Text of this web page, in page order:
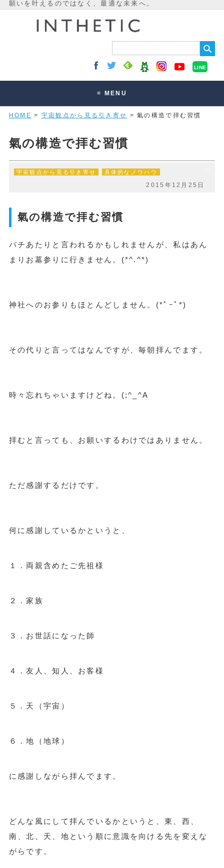
LINE
≡ MENU
未来最適化とは
講座・セッション
読みもの
HOME > 宇宙観点から見る引き寄せ > 氣の構造で拝む習慣
氣の構造で拝む習慣
宇宙観点から見る引き寄せ 具体的なノウハウ
2015年12月25日
氣の構造で拝む習慣
バチあたりと言われるかもしれませんが、私はあん
まりお墓参りに行きません。(*^.^*)
神社へのお参りもほとんどしません。(*ﾟｰﾟ*)
その代りと言ってはなんですが、毎朝拝んでます。
時々忘れちゃいますけどね。(;^_^A
拝むと言っても、お願いするわけではありません。
ただ感謝するだけです。
何に感謝しているかというと、
１．両親含めたご先祖様
２．家族
３．お世話になった師
４．友人、知人、お客様
５．天（宇宙）
６．地（地球）
に感謝しながら拝んでます。
どんな風にして拝んでいるかというと、東、西、
南、北、天、地という順に意識を向ける先を変えな
がらです。